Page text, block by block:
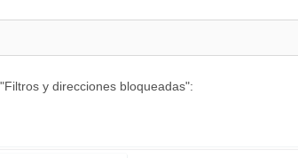
y direcciones bloqueadas":